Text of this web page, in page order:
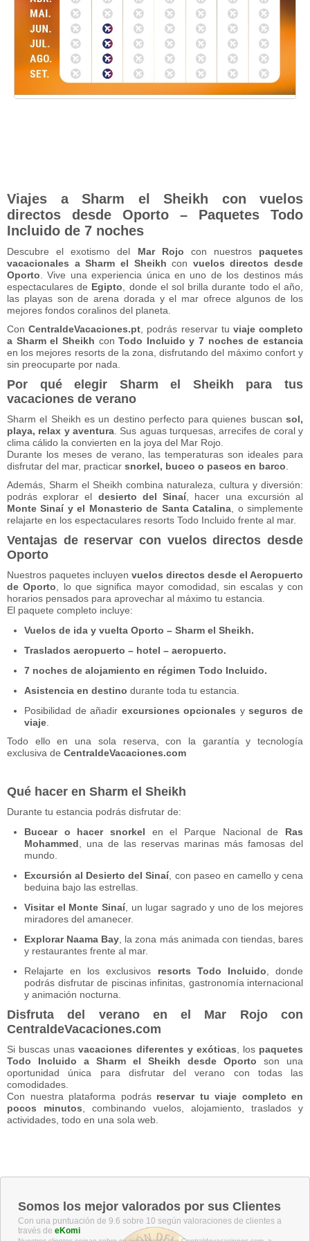
Viajes a Sharm el Sheikh con vuelos
directos desde Oporto – Paquetes Todo
Incluido de 7 noches
Descubre el exotismo del Mar Rojo con nuestros paquetes
vacacionales a Sharm el Sheikh con vuelos directos desde
Oporto . Vive una experiencia única en uno de los destinos más
espectaculares de Egipto , donde el sol brilla durante todo el año,
las playas son de arena dorada y el mar ofrece algunos de los
mejores fondos coralinos del planeta.
ConCentraldeVacaciones.pt , podrás reservar tu viaje completo
a Sharm el Sheikh conTodo Incluido y 7 noches de estancia
en los mejores resorts de la zona, disfrutando del máximo confort y
sin preocuparte por nada.
Por qué elegir Sharm el Sheikh para tus
vacaciones de verano
Sharm el Sheikh es un destino perfecto para quienes buscan sol,
playa, relax y aventura. Sus aguas turquesas, arrecifes de coral y
clima cálido la convierten en la joya del Mar Rojo.
Durante los meses de verano, las temperaturas son ideales para
disfrutar del mar, practicar snorkel, buceo o paseos en barco
Además, Sharm el Sheikh combina naturaleza, cultura y diversión:
podrás explorar el desierto del Sinaí, hacer una excursión al
Monte Sinaí y el Monasterio de Santa Catalina , o simplemente
relajarte en los espectaculares resorts Todo Incluido frente al mar.
Ventajas de reservar con vuelos directos desde
Oporto
Nuestros paquetes incluyen vuelos directos desde el Aeropuerto
de Oporto , lo que significa mayor comodidad, sin escalas y con
horarios pensados para aprovechar al máximo tu estancia.
El paquete completo incluye:
Vuelos de ida y vuelta Oporto – Sharm el Sheikh.
Traslados aeropuerto – hotel – aeropuerto.
7 noches de alojamiento en régimen Todo Incluido.
Asistencia en destino durante toda tu estancia.
Posibilidad de añadir excursiones opcionales yseguros de
viaje
Todo ello en una sola reserva, con la garantía y tecnología
exclusiva de CentraldeVacaciones.com
Qué hacer en Sharm el Sheikh
Durante tu estancia podrás disfrutar de:
Bucear o hacer snorkel en el Parque Nacional de Ras
Mohammed , una de las reservas marinas más famosas del
mundo.
Excursión al Desierto del Sinaí, con paseo en camello y cena
beduina bajo las estrellas.
Visitar el Monte Sinaí, un lugar sagrado y uno de los mejores
miradores del amanecer.
Explorar Naama Bay , la zona más animada con tiendas, bares
y restaurantes frente al mar.
Relajarte en los exclusivos resorts Todo Incluido , donde
podrás disfrutar de piscinas infinitas, gastronomía internacional
y animación nocturna.
Disfruta del verano en el Mar Rojo con
CentraldeVacaciones.com
Si buscas unasvacaciones diferentes y exóticas , los paquetes
Todo Incluido a Sharm el Sheikh desde Oporto son una
oportunidad única para disfrutar del verano con todas las
comodidades.
Con nuestra plataforma podrás reservar tu viaje completo en
pocos minutos , combinando vuelos, alojamiento, traslados y
actividades, todo en una sola web.
Somos los mejor valorados por sus Clientes
Con una puntuación de 9.6 sobre 10 según valoraciones de clientes a
través de eKomi